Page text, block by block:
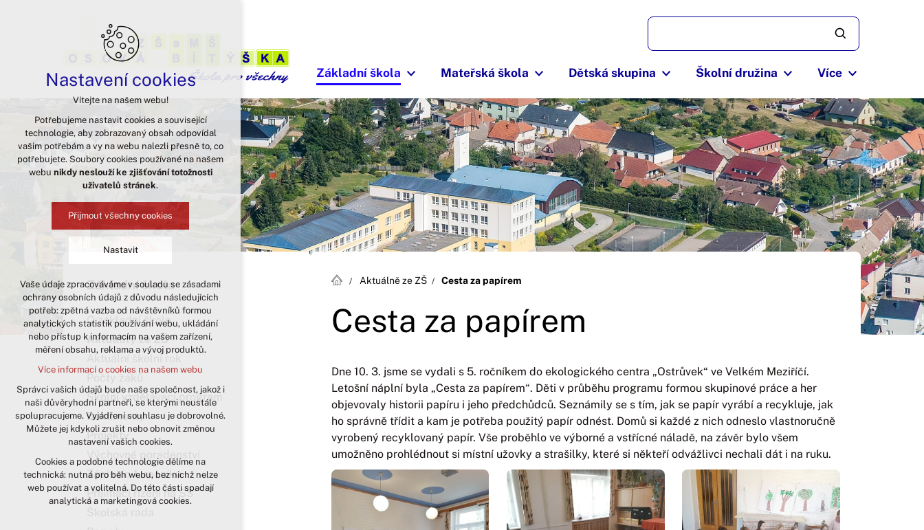
Základní škola Mateřská škola Dětská skupina Školní družina Více
Aktuálně ze ZŠ Cesta za papírem
Cesta za papírem
Dne 10. 3. jsme se vydali s 5. ročníkem do ekologického centra „Ostrůvek“ ve Velkém Meziříčí.
Letošní náplní byla „Cesta za papírem“. Děti v průběhu programu formou skupinové práce a her
objevovaly historii papíru i jeho předchůdců. Seznámily se s tím, jak se papír vyrábí a recykluje, jak
ho správně třídit a kam je potřeba použitý papír odnést. Domů si každé z nich odneslo vlastnoručně
vyrobený recyklovaný papír. Vše proběhlo ve výborné a vstřícné náladě, na závěr bylo všem
umožněno prohlédnout si místní užovky a strašilky, které si někteří odvážlivci nechali dát i na ruku.
Základní škola
O základní škole
Aktuality ze ZŠ
Aktuální školní rok
Školní vzdělávací program
Dokumenty
Projekty
Výchovné poradenství
Zápis do 1. ročníku
Přijímací řízení na SŠ
Nastavení cookies
Vítejte na našem webu!
Potřebujeme nastavit cookies a související
technologie, aby zobrazovaný obsah odpovídal
vašim potřebám a vy na webu nalezli přesně to, co
potřebujete. Soubory cookies používané na našem
webu nikdy neslouží ke zjišťování totožnosti
uživatelů stránek.
Přijmout všechny cookies
Nastavit
Technická cookies
nutná pro provozování webu
udržení kontextu stránek (session):
případná přihlášení, volby jazyka, apod.
analytická pro anonymizované
vyhodnocení návštěvnosti
marketingová cookies (Google)
Více informací o cookies na našem webu
Přijmout všechny cookies
Odmítnout vše
Vaše údaje zpracováváme v souladu se zásadami
ochrany osobních údajů z důvodu následujících
potřeb: zpětná vazba od návštěvníků formou
analytických statistik používání webu, ukládání
nebo přístup k informacím na vašem zařízení,
měření obsahu, reklama a vývoj produktů.
Více informací o cookies na našem webu
Správci vašich údajů bude naše společnost, jakož i
naši důvěryhodní partneři, se kterými neustále
spolupracujeme. Vyjádření souhlasu je dobrovolné.
Můžete jej kdykoli zrušit nebo obnovit změnou
nastavení vašich cookies.
Cookies a podobné technologie dělíme na
technická: nutná pro běh webu, bez nichž nelze
web používat a volitelná. Do této části spadají
analytická a marketingová cookies.